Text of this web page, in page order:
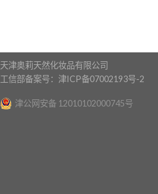
天津奥莉天然化妆品有限公司
工信部备案号：津ICP备07002193号-2
津公网安备 12010102000745号